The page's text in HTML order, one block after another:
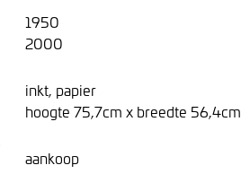
1950
2000
inkt, papier
hoogte 75,7cm x breedte 56,4cm
aankoop